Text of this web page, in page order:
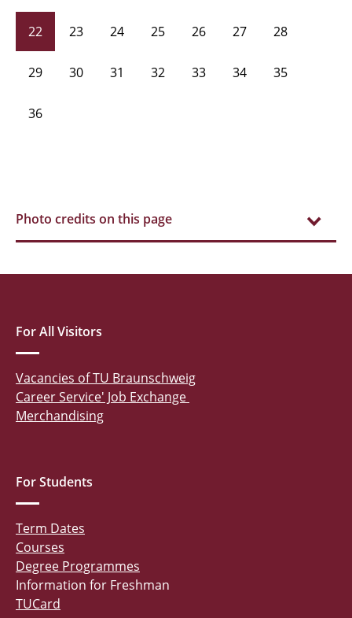
22 23 24 25 26 27 28
29 30 31 32 33 34 35
36
Photo credits on this page
For All Visitors
Vacancies of TU Braunschweig
Career Service' Job Exchange
Merchandising
For Students
Term Dates
Courses
Degree Programmes
Information for Freshman
TUCard